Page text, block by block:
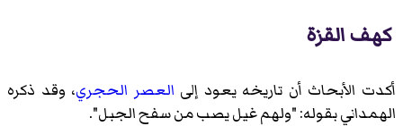
كهف القزة
أكدت الأبحاث أن تاريخه يعود إلى العصر الحجري، وقد ذكره
الهمداني بقوله: "ولهم غيل يصب من سفح الجبل".